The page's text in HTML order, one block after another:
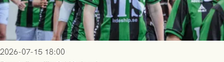
2026-07-15 18:00